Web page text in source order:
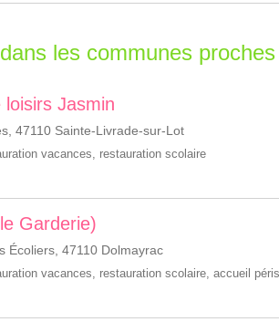
les communes proches
loisirs Jasmin
47110 Sainte-Livrade-sur-Lot
vacances, restauration scolaire
Garderie)
Écoliers, 47110 Dolmayrac
vacances, restauration scolaire, accueil